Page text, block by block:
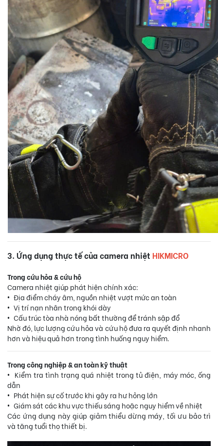
3. Ứng dụng thực tế của camera nhiệt HIKMICRO
Trong cứu hỏa & cứu hộ
Camera nhiệt giúp phát hiện chính xác:
• Địa điểm cháy âm, nguồn nhiệt vượt mức an toàn
• Vị trí nạn nhân trong khói dày
• Cấu trúc tòa nhà nóng bất thường để tránh sập đổ
Nhờ đó, lực lượng cứu hỏa và cứu hộ đưa ra quyết định nhanh
hơn và hiệu quả hơn trong tình huống nguy hiểm.
Trong công nghiệp & an toàn kỹ thuật
• Kiểm tra tình trạng quá nhiệt trong tủ điện, máy móc, ống
dẫn
• Phát hiện sự cố trước khi gây ra hư hỏng lớn
• Giám sát các khu vực thiếu sáng hoặc nguy hiểm về nhiệt
Các ứng dụng này giúp giảm thiểu dừng máy, tối ưu bảo trì
và tăng tuổi thọ thiết bị.